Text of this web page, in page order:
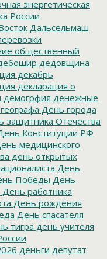
энергетическая
России
Дальсельмаш
общественный
дедовщина
декабрь
декларация о
демогрфия денежные
День города
защитника Отечества
Конституции РФ
медицинского
день открытых
День
Победы День
День работника
День рождения
День спасателя
тигра день учителя
деньги депутат